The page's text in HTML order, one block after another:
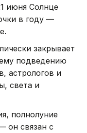
июня Солнце
в году —
закрывает
подведению
астрологов и
света и
полнолуние
он связан с